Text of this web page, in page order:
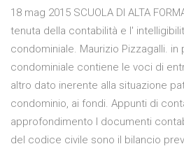
18 mag 2015 SCUOLA DI ALTA
tenuta della contabilità e l'
condominiale. Maurizio Pizzagalli.
condominiale contiene le voci di
altro dato inerente alla situazione
condominio, ai fondi. Appunti di
approfondimento I documenti
del codice civile sono il bilancio